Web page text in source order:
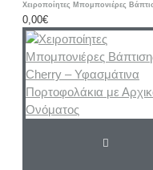
0,00€